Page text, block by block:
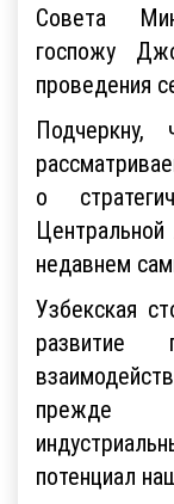
Совета
госпожу
проведения
о
недавнем
Узбекская
развитие
прежде
потенциал